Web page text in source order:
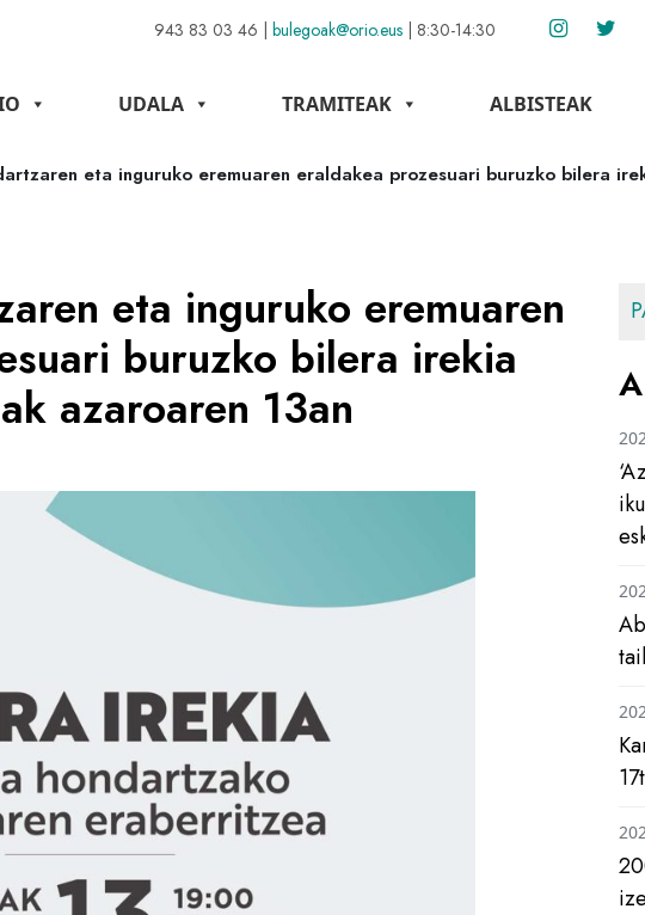
943 83 03 46 | bulegoak@orio.eus | 8:30-14:30
UDALA TRAMITEAK ALBISTEAK
eta inguruko eremuaren eraldakea prozesuari buruzko bilera
eta inguruko eremuaren
buruzko bilera irekia
azaroaren 13an